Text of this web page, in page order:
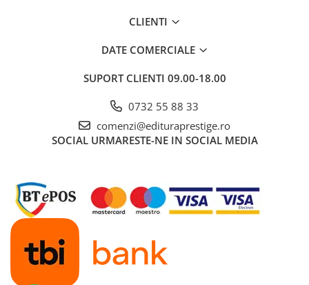
CLIENTI
DATE COMERCIALE
SUPORT CLIENTI 09.00-18.00
0732 55 88 33
comenzi@edituraprestige.ro
SOCIAL URMARESTE-NE IN SOCIAL MEDIA